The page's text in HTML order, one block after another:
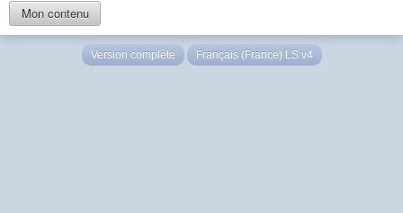
Mon contenu
Version complète Français (France) LS v4